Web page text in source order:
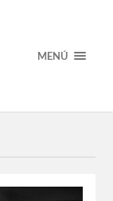
MENÚ